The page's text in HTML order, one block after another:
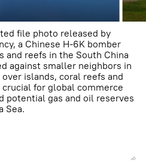
file photo released by
a Chinese H-6K bomber
and reefs in the South China
against smaller neighbors in
islands, coral reefs and
for global commerce
potential gas and oil reserves
Sea.